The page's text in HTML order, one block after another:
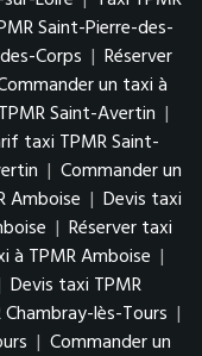
Saint-Pierre-des-
Corps | Réserver
un taxi à
Saint-Avertin |
taxi TPMR Saint-
| Commander un
Amboise | Devis taxi
| Réserver taxi
à TPMR Amboise |
Devis taxi TPMR
lès-Tours |
| Commander un